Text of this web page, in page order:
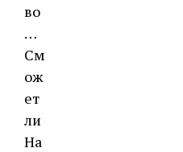
во
…
См
ож
ет
ли
На